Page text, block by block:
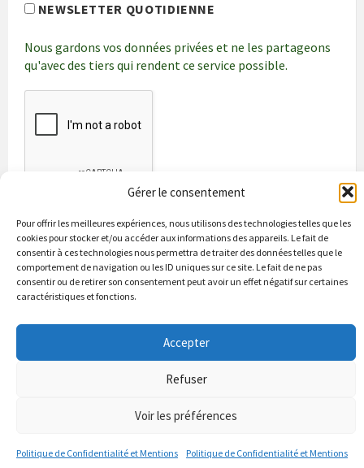
Gérer le consentement
Pour offrir les meilleures expériences, nous utilisons des technologies telles que les
cookies pour stocker et/ou accéder aux informations des appareils. Le fait de
consentir à ces technologies nous permettra de traiter des données telles que le
comportement de navigation ou les ID uniques sur ce site. Le fait de ne pas
consentir ou de retirer son consentement peut avoir un effet négatif sur certaines
caractéristiques et fonctions.
Accepter
Refuser
Voir les préférences
Politique de Confidentialité et Mentions Politique de Confidentialité et Mentions
NEWSLETTER QUOTIDIENNE
Nous gardons vos données privées et ne les partageons
qu'avec des tiers qui rendent ce service possible.
Bienvenue à Puycapel La municipalité
Actualités
Les bonnes adresses
Contacts & renseignements
Conformité à la loi RGPD
Puycapel.fr utilise des cookies pour améliorer les performance et
votre usage du site web. nous présumons de votre accord pour
le dicte et vous en donne le droit .